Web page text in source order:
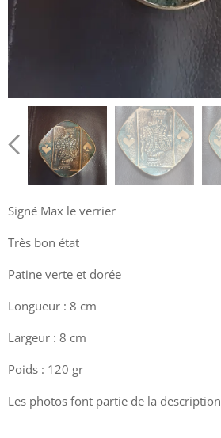
Signé Max le verrier
Très bon état
Patine verte et dorée
Longueur : 8 cm
Largeur : 8 cm
Poids : 120 gr
Les photos font partie de la description